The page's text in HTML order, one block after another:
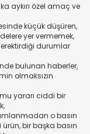
aykırı özel amaç ve
küçük düşüren,
yer vermemek,
durumlar
bulunan haberler,
olmaksızın
yararı ciddi bir
o basın
bir başka basın